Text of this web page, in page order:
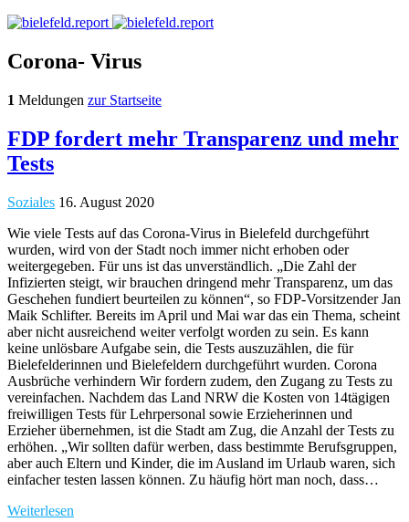
Corona- Virus
1 Meldungen zur Startseite
FDP fordert mehr Transparenz und mehr
Tests
Soziales 16. August 2020
Wie viele Tests auf das Corona-Virus in Bielefeld durchgeführt
wurden, wird von der Stadt noch immer nicht erhoben oder
weitergegeben. Für uns ist das unverständlich. „Die Zahl der
Infizierten steigt, wir brauchen dringend mehr Transparenz, um das
Geschehen fundiert beurteilen zu können“, so FDP-Vorsitzender Jan
Maik Schlifter. Bereits im April und Mai war das ein Thema, scheint
aber nicht ausreichend weiter verfolgt worden zu sein. Es kann
keine unlösbare Aufgabe sein, die Tests auszuzählen, die für
Bielefelderinnen und Bielefeldern durchgeführt wurden. Corona
Ausbrüche verhindern Wir fordern zudem, den Zugang zu Tests zu
vereinfachen. Nachdem das Land NRW die Kosten von 14tägigen
freiwilligen Tests für Lehrpersonal sowie Erzieherinnen und
Erzieher übernehmen, ist die Stadt am Zug, die Anzahl der Tests zu
erhöhen. „Wir sollten dafür werben, dass bestimmte Berufsgruppen,
aber auch Eltern und Kinder, die im Ausland im Urlaub waren, sich
einfacher testen lassen können. Zu häufig hört man noch, dass…
Weiterlesen